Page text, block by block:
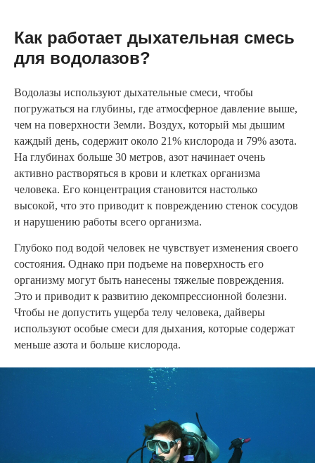
Как работает дыхательная смесь
для водолазов?
Водолазы используют дыхательные смеси, чтобы
погружаться на глубины, где атмосферное давление выше,
чем на поверхности Земли. Воздух, который мы дышим
каждый день, содержит около 21% кислорода и 79% азота.
На глубинах больше 30 метров, азот начинает очень
активно растворяться в крови и клетках организма
человека. Его концентрация становится настолько
высокой, что это приводит к повреждению стенок сосудов
и нарушению работы всего организма.
Глубоко под водой человек не чувствует изменения своего
состояния. Однако при подъеме на поверхность его
организму могут быть нанесены тяжелые повреждения.
Это и приводит к развитию декомпрессионной болезни.
Чтобы не допустить ущерба телу человека, дайверы
используют особые смеси для дыхания, которые содержат
меньше азота и больше кислорода.